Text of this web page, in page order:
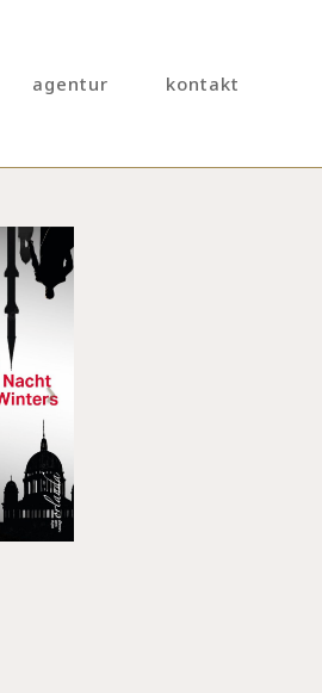
agentur kontakt